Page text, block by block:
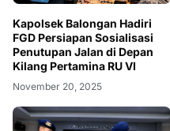
Kapolsek Balongan Hadiri
FGD Persiapan Sosialisasi
Penutupan Jalan di Depan
Kilang Pertamina RU VI
November 20, 2025